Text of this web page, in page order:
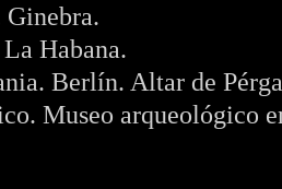
Ginebra.
Habana.
Berlín. Altar de
Museo arqueológico